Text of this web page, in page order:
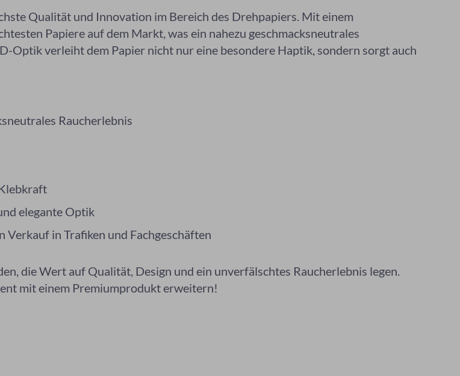
Qualität und Innovation im Bereich des Drehpapiers. Mit einem
Papiere auf dem Markt, was ein nahezu geschmacksneutrales
Optik verleiht dem Papier nicht nur eine besondere Haptik, sondern sorgt auch
Raucherlebnis
elegante Optik
in Trafiken und Fachgeschäften
die Wert auf Qualität, Design und ein unverfälschtes Raucherlebnis legen.
mit einem Premiumprodukt erweitern!